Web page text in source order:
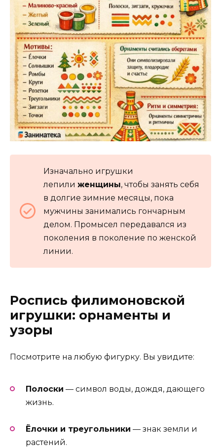
Изначально игрушки
лепили женщины, чтобы занять себя
в долгие зимние месяцы, пока
мужчины занимались гончарным
делом. Промысел передавался из
поколения в поколение по женской
линии.
Роспись филимоновской
игрушки: орнаменты и
узоры
Посмотрите на любую фигурку. Вы увидите:
Полоски — символ воды, дождя, дающего
жизнь.
Ёлочки и треугольники — знак земли и
растений.